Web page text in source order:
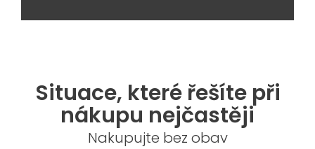
Situace, které řešíte při
nákupu nejčastěji
Nakupujte bez obav